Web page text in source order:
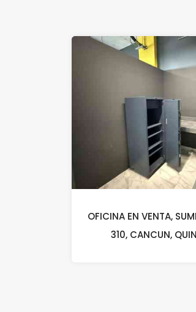
OFICINA EN VENTA,
310, CANCUN,